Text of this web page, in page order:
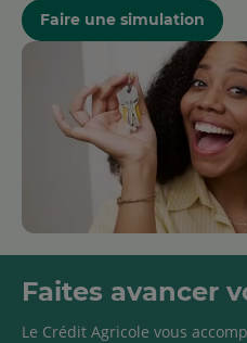
Faire une simulation
Faites avancer
Le Crédit Agricole vous